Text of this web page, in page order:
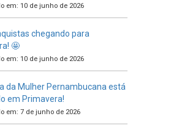
em: 10 de junho de 2026
chegando para
🤩
em: 10 de junho de 2026
da Mulher Pernambucana está
em Primavera!
em: 7 de junho de 2026